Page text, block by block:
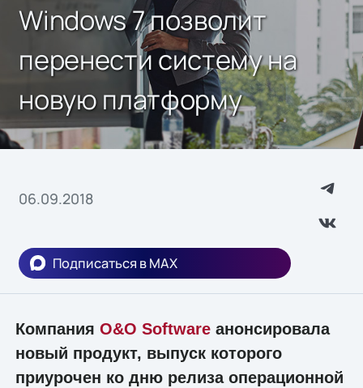
Windows 7 позволит
перенести систему на
новую платформу
06.09.2018
Подписаться в MAX
Компания O&O Softwareанонсировала
новый продукт, выпуск которого
приурочен ко дню релиза операционной